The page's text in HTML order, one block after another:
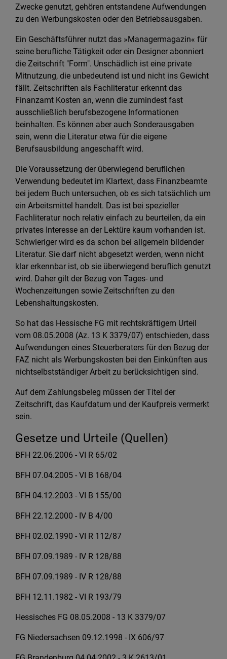
Zwecke genutzt, gehören entstandene Aufwendungen
zu den Werbungskosten oder den Betriebsausgaben.
Ein Geschäftsführer nutzt das »Managermagazin« für
seine berufliche Tätigkeit oder ein Designer abonniert
die Zeitschrift "Form". Unschädlich ist eine private
Mitnutzung, die unbedeutend ist und nicht ins Gewicht
fällt. Zeitschriften als Fachliteratur erkennt das
Finanzamt Kosten an, wenn die zumindest fast
ausschließlich berufsbezogene Informationen
beinhalten. Es können aber auch Sonderausgaben
sein, wenn die Literatur etwa für die eigene
Berufsausbildung angeschafft wird.
Die Voraussetzung der überwiegend beruflichen
Verwendung bedeutet im Klartext, dass Finanzbeamte
bei jedem Buch untersuchen, ob es sich tatsächlich um
ein Arbeitsmittel handelt. Das ist bei spezieller
Fachliteratur noch relativ einfach zu beurteilen, da ein
privates Interesse an der Lektüre kaum vorhanden ist.
Schwieriger wird es da schon bei allgemein bildender
Literatur. Sie darf nicht abgesetzt werden, wenn nicht
klar erkennbar ist, ob sie überwiegend beruflich genutzt
wird. Daher gilt der Bezug von Tages- und
Wochenzeitungen sowie Zeitschriften zu den
Lebenshaltungskosten.
So hat das Hessische FG mit rechtskräftigem Urteil
vom 08.05.2008 (Az. 13 K 3379/07) entschieden, dass
Aufwendungen eines Steuerberaters für den Bezug der
FAZ nicht als Werbungskosten bei den Einkünften aus
nichtselbstständiger Arbeit zu berücksichtigen sind.
Auf dem Zahlungsbeleg müssen der Titel der
Zeitschrift, das Kaufdatum und der Kaufpreis vermerkt
sein.
Gesetze und Urteile (Quellen)
BFH 22.06.2006 - VI R 65/02
BFH 07.04.2005 - VI B 168/04
BFH 04.12.2003 - VI B 155/00
BFH 22.12.2000 - IV B 4/00
BFH 02.02.1990 - VI R 112/87
BFH 07.09.1989 - IV R 128/88
BFH 07.09.1989 - IV R 128/88
BFH 12.11.1982 - VI R 193/79
Hessisches FG 08.05.2008 - 13 K 3379/07
FG Niedersachsen 09.12.1998 - IX 606/97